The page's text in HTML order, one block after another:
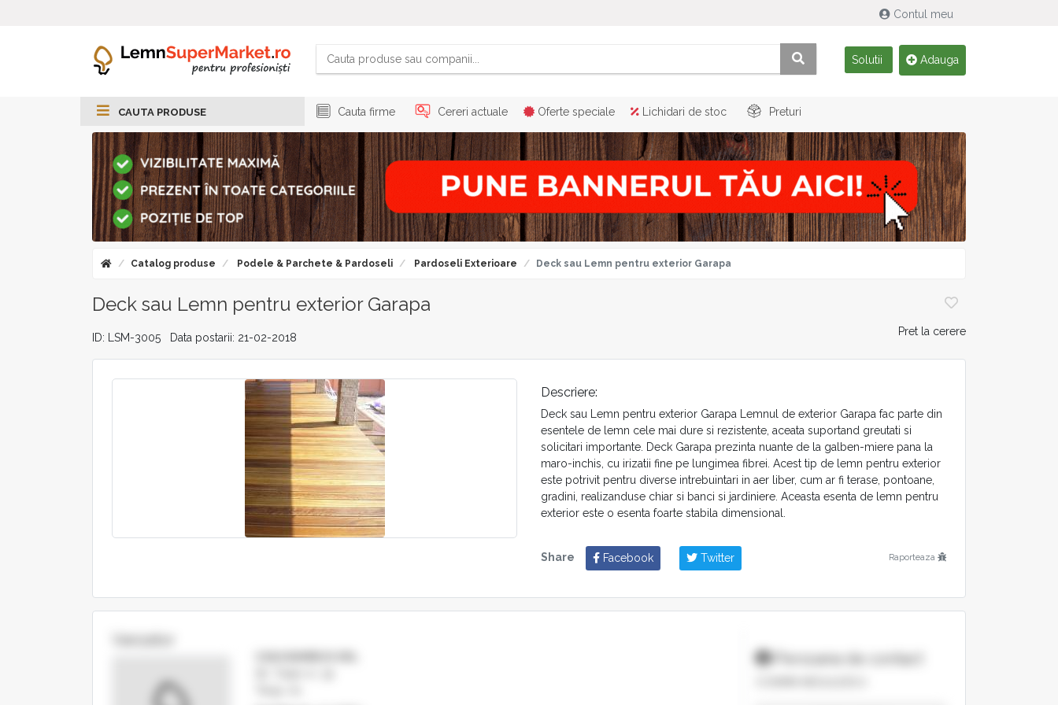
Contul meu
Solutii Adauga
CAUTA PRODUSE Cauta firme Cereri actuale Oferte speciale Lichidari de stoc Preturi
Catalog produse Podele & Parchete & Pardoseli Pardoseli Exterioare Deck sau Lemn pentru exterior Garapa
Deck sau Lemn pentru exterior Garapa
ID: LSM-3005 Data postarii: 21-02-2018 Pret la cerere
Descriere:
Deck sau Lemn pentru exterior Garapa Lemnul de exterior Garapa fac parte din
esentele de lemn cele mai dure si rezistente, aceata suportand greutati si
solicitari importante. Deck Garapa prezinta nuante de la galben-miere pana la
maro-inchis, cu irizatii fine pe lungimea fibrei. Acest tip de lemn pentru exterior
este potrivit pentru diverse intrebuintari in aer liber, cum ar fi terase, pontoane,
gradini, realizanduse chiar si banci si jardiniere. Aceasta esenta de lemn pentru
exterior este o esenta foarte stabila dimensional.
Share Facebook Twitter Raporteaza
Persoana de contact